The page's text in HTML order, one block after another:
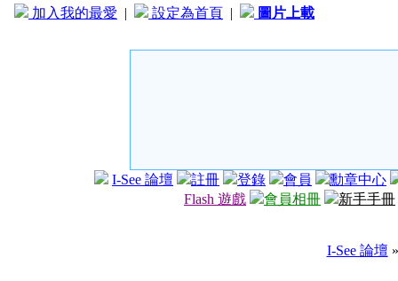
加入我的最愛 | 設定為首頁 | 圖片上載
I-See 論壇 註冊 登錄 會員
勳章中心
Flash 遊戲
會員相冊 新手手冊
I-See 論壇